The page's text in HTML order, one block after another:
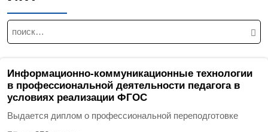
Н
а
т
и
:
Информационно-коммуникационные технологии
в профессиональной деятельности педагога в
условиях реализации ФГОС
Выдается диплом о профессиональной переподготовке